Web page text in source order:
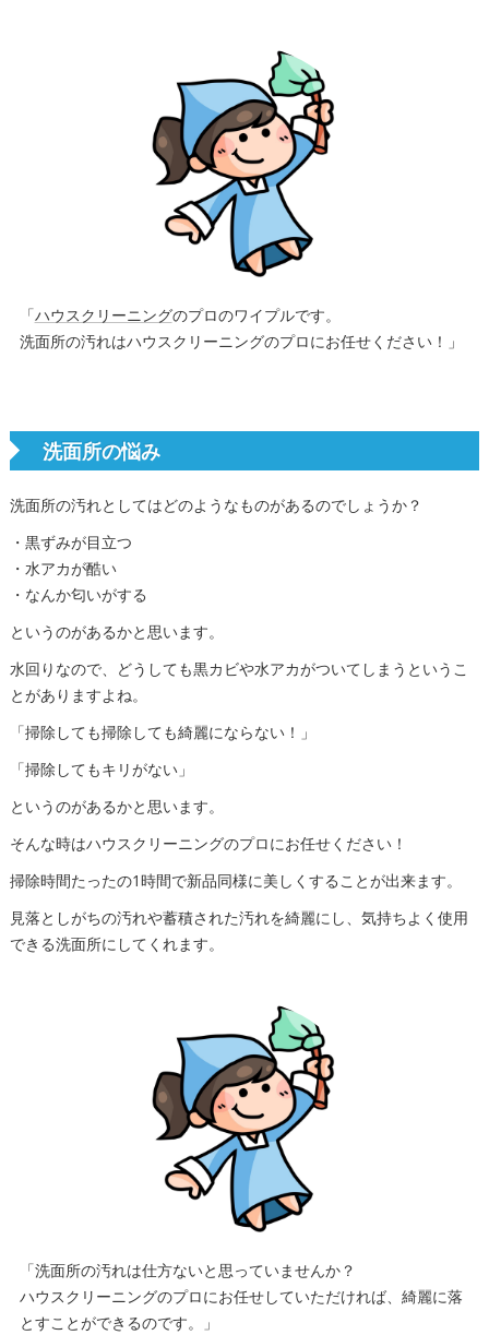
「ハウスクリーニングのプロのワイプルです。
洗面所の汚れはハウスクリーニングのプロにお任せください！」
洗面所の悩み
洗面所の汚れとしてはどのようなものがあるのでしょうか？
・黒ずみが目立つ
・水アカが酷い
・なんか匂いがする
というのがあるかと思います。
水回りなので、どうしても黒カビや水アカがついてしまうというこ
とがありますよね。
「掃除しても掃除しても綺麗にならない！」
「掃除してもキリがない」
というのがあるかと思います。
そんな時はハウスクリーニングのプロにお任せください！
掃除時間たったの1時間で新品同様に美しくすることが出来ます。
見落としがちの汚れや蓄積された汚れを綺麗にし、気持ちよく使用
できる洗面所にしてくれます。
「洗面所の汚れは仕方ないと思っていませんか？
ハウスクリーニングのプロにお任せしていただければ、綺麗に落
とすことができるのです。」